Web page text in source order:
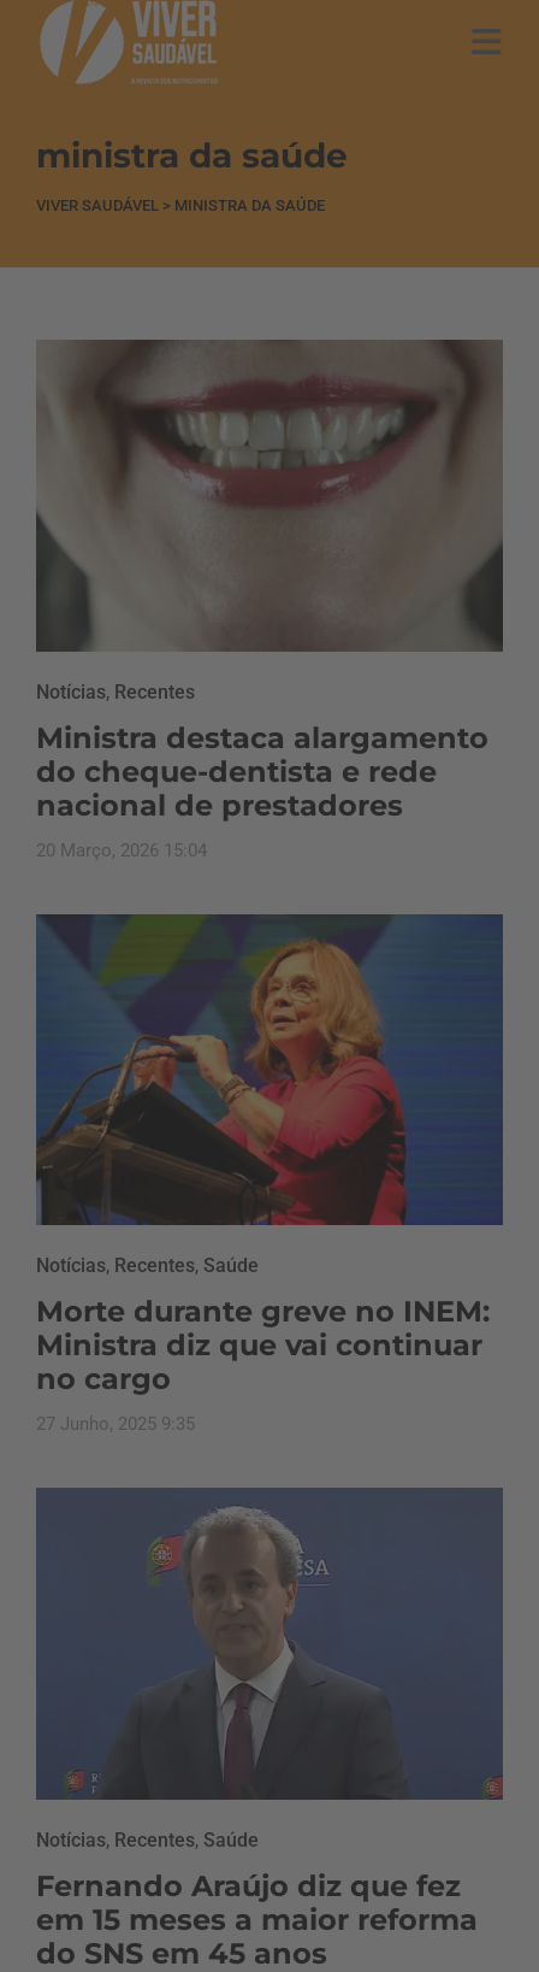
ministra da saúde
VIVER SAUDÁVEL > MINISTRA DA SAÚDE
Notícias, Recentes
Ministra destaca alargamento
do cheque-dentista e rede
nacional de prestadores
20 Março, 2026 15:04
Notícias, Recentes, Saúde
Morte durante greve no INEM:
Ministra diz que vai continuar
no cargo
27 Junho, 2025 9:35
Notícias, Recentes, Saúde
Fernando Araújo diz que fez
em 15 meses a maior reforma
do SNS em 45 anos